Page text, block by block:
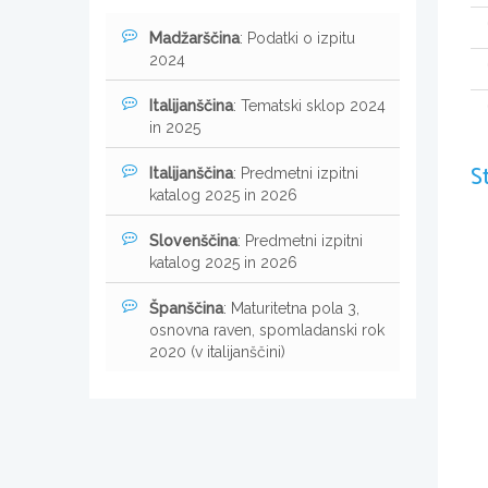
Madžarščina: Podatki o izpitu
2024
Italijanščina: Tematski sklop 2024
in 2025
Italijanščina: Predmetni izpitni
katalog 2025 in 2026
Slovenščina: Predmetni izpitni
katalog 2025 in 2026
Španščina: Maturitetna pola 3,
osnovna raven, spomladanski rok
2020 (v italijanščini)